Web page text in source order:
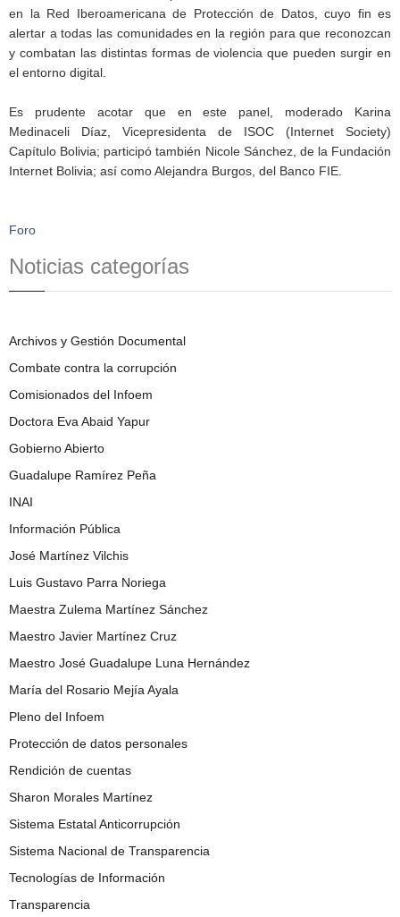
en la Red Iberoamericana de Protección de Datos, cuyo fin es
alertar a todas las comunidades en la región para que reconozcan
y combatan las distintas formas de violencia que pueden surgir en
el entorno digital.
Es prudente acotar que en este panel, moderado Karina
Medinaceli Díaz, Vicepresidenta de ISOC (Internet Society)
Capítulo Bolivia; participó también Nicole Sánchez, de la Fundación
Internet Bolivia; así como Alejandra Burgos, del Banco FIE.
Foro
Noticias categorías
Archivos y Gestión Documental
Combate contra la corrupción
Comisionados del Infoem
Doctora Eva Abaid Yapur
Gobierno Abierto
Guadalupe Ramírez Peña
INAI
Información Pública
José Martínez Vilchis
Luis Gustavo Parra Noriega
Maestra Zulema Martínez Sánchez
Maestro Javier Martínez Cruz
Maestro José Guadalupe Luna Hernández
María del Rosario Mejía Ayala
Pleno del Infoem
Protección de datos personales
Rendición de cuentas
Sharon Morales Martínez
Sistema Estatal Anticorrupción
Sistema Nacional de Transparencia
Tecnologías de Información
Transparencia